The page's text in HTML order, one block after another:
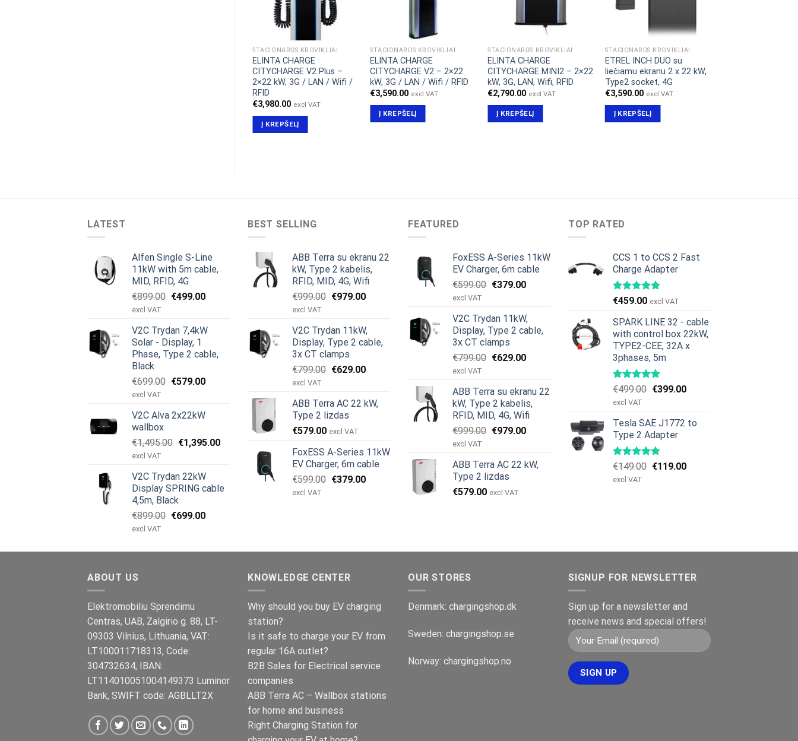
STACIONARŪS KROVIKLIAI
ELINTA CHARGE
CITYCHARGE V2 Plus –
2×22 kW, 3G / LAN / Wifi /
RFID
€3,980.00 excl VAT
Į KREPŠELĮ
STACIONARŪS KROVIKLIAI
ELINTA CHARGE
CITYCHARGE V2 – 2×22
kW, 3G / LAN / Wifi / RFID
€3,590.00 excl VAT
Į KREPŠELĮ
STACIONARŪS KROVIKLIAI
ELINTA CHARGE
CITYCHARGE MINI2 – 2×22
kW, 3G, LAN, Wifi, RFID
€2,790.00 excl VAT
Į KREPŠELĮ
STACIONARŪS KROVIKLIAI
ETREL INCH DUO su
liečiamu ekranu 2 x 22 kW,
Type2 socket, 4G
€3,590.00 excl VAT
Į KREPŠELĮ
LATEST
Alfen Single S-Line
11kW with 5m cable,
MID, RFID, 4G
€899.00 Original
€899.00.
€499.00Current
€499.00.
excl VAT
V2C Trydan 7,4kW
Solar - Display, 1
Phase, Type 2 cable,
Black
€699.00 Original
€699.00.
€579.00Current
€579.00.
excl VAT
V2C Alva 2x22kW
wallbox
€1,495.00 Original
€1,495.00.
€1,395.00Current
€1,395.00.
excl VAT
V2C Trydan 22kW
Display SPRING cable
4,5m, Black
€899.00 Original
€899.00.
€699.00Current
€699.00.
excl VAT
BEST SELLING
ABB Terra su ekranu 22
kW, Type 2 kabelis,
RFID, MID, 4G, Wifi
€999.00 Original
€999.00.
€979.00Current
€979.00.
excl VAT
V2C Trydan 11kW,
Display, Type 2 cable,
3x CT clamps
€799.00 Original
€799.00.
€629.00Current
€629.00.
excl VAT
ABB Terra AC 22 kW,
Type 2 lizdas
€579.00 excl VAT
FoxESS A-Series 11kW
EV Charger, 6m cable
€599.00 Original
€379.00Current
excl VAT
FEATURED
FoxESS A-Series 11kW
EV Charger, 6m cable
€599.00 Original
€599.00.
€379.00Current
€379.00.
excl VAT
V2C Trydan 11kW,
Display, Type 2 cable,
3x CT clamps
€799.00 Original
€799.00.
€629.00Current
€629.00.
excl VAT
ABB Terra su ekranu 22
kW, Type 2 kabelis,
RFID, MID, 4G, Wifi
€999.00 Original
€999.00.
€979.00Current
€979.00.
excl VAT
ABB Terra AC 22 kW,
Type 2 lizdas
€579.00 excl VAT
TOP RATED
CCS 1 to CCS 2 Fast
Charge Adapter
€459.00 excl VAT
SPARK LINE 32 - cable
with control box 22kW,
TYPE2-CEE, 32A x
3phases, 5m
€499.00 Original
€499.00.
€399.00Current
€399.00.
excl VAT
Tesla SAE J1772 to
Type 2 Adapter
€149.00 Original
€119.00Current
excl VAT
ABOUT US
Elektromobiliu Sprendimu
Centras, UAB, Zalgirio g. 88, LT-
09303 Vilnius, Lithuania, VAT:
LT100011718313, Code:
304732634, IBAN:
LT114010051004149373 Luminor
Bank, SWIFT code: AGBLLT2X
KNOWLEDGE CENTER
Why should you buy EV charging
station?
Is it safe to charge your EV from
regular 16A outlet?
B2B Sales for Electrical service
companies
ABB Terra AC – Wallbox stations
for home and business
Right Charging Station for
OUR STORES
Denmark: chargingshop.dk
Sweden: chargingshop.se
Norway: chargingshop.no
SIGNUP FOR NEWSLETTER
Sign up for a newsletter and
receive news and special offers!